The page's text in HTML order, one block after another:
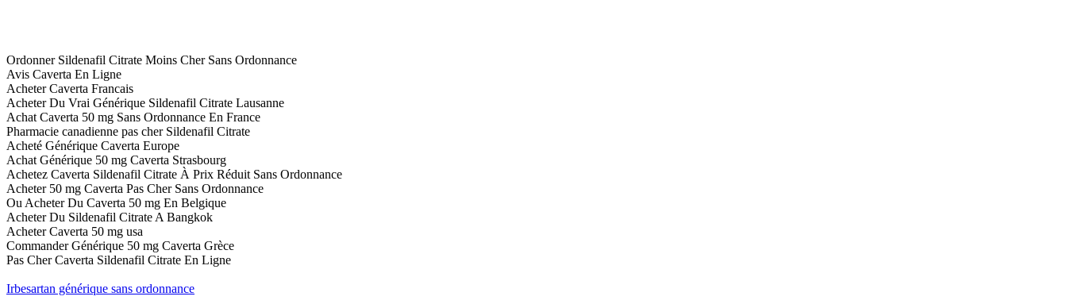
Ordonner Sildenafil Citrate Moins Cher Sans Ordonnance
Avis Caverta En Ligne
Acheter Caverta Francais
Acheter Du Vrai Générique Sildenafil Citrate Lausanne
Achat Caverta 50 mg Sans Ordonnance En France
Pharmacie canadienne pas cher Sildenafil Citrate
Acheté Générique Caverta Europe
Achat Générique 50 mg Caverta Strasbourg
Achetez Caverta Sildenafil Citrate À Prix Réduit Sans Ordonnance
Acheter 50 mg Caverta Pas Cher Sans Ordonnance
Ou Acheter Du Caverta 50 mg En Belgique
Acheter Du Sildenafil Citrate A Bangkok
Acheter Caverta 50 mg usa
Commander Générique 50 mg Caverta Grèce
Pas Cher Caverta Sildenafil Citrate En Ligne
Irbesartan générique sans ordonnance